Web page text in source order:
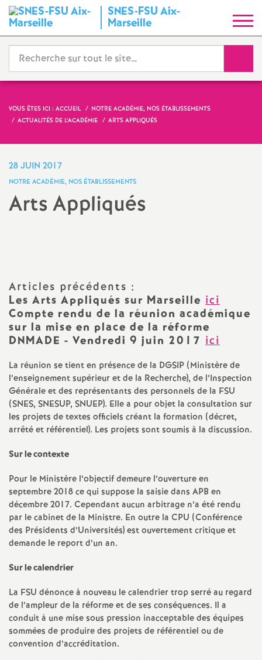
SNES-FSU Aix-
Marseille
y
n
d
i
a
t
i
o
n
a
l
d
e
E
n
VOUS ÊTES ICI : ACCUEIL
NOTRE ACADÉMIE, NOS ÉTABLISSEMENTS
ACTUALITÉS DE L’ACADÉMIE
ARTS APPLIQUÉS
28 JUIN 2017
NOTRE ACADÉMIE, NOS ÉTABLISSEMENTS
Arts Appliqués
Articles précédents :
Les Arts Appliqués sur Marseille ici
Compte rendu de la réunion académique
sur la mise en place de la réforme
DNMADE - Vendredi 9 juin 2017 ici
La réunion se tient en présence de la DGSIP (Ministère de
l’enseignement supérieur et de la Recherche), de l’Inspection
Générale et des représentants des personnels de la FSU
(SNES, SNESUP, SNUEP). Elle a pour objet la consultation sur
les projets de textes officiels créant la formation (décret,
arrêté et référentiel). Les projets sont soumis à la discussion.
Sur le contexte
Pour le Ministère l’objectif demeure l’ouverture en
septembre 2018 ce qui suppose la saisie dans APB en
décembre 2017. Cependant aucun arbitrage n’a été rendu
par le cabinet de la Ministre. En outre la CPU (Conférence
des Présidents d’Universités) est ouvertement critique et
demande le report d’un an.
Sur le calendrier
La FSU dénonce à nouveau le calendrier trop serré au regard
de l’ampleur de la réforme et de ses conséquences. Il a
conduit à une mise sous pression inacceptable des équipes
sommées de produire des projets de référentiel ou de
convention d’accréditation.